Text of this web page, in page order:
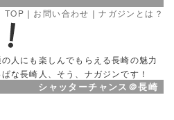
TOP ｜ お問い合わせ ｜ナガジンとは？
人にも楽しんでもらえる長崎の魅力
な長崎人、そう、ナガジンです！
シャッターチャンス＠長崎